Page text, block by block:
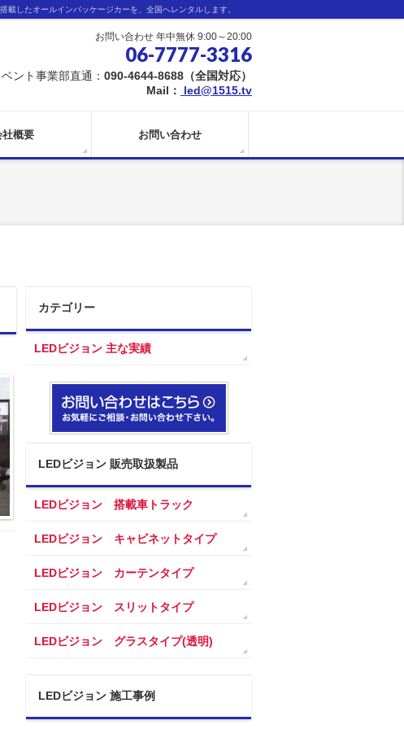
したオールインパッケージカーを、全国へレンタルします。
お問い合わせ 年中無休 9:00～20:00
06-7777-3316
ント事業部直通： 090-4644-8688（全国対応）
Mail：
led@1515.tv
社概要 お問い合わせ
カテゴリー
LEDビジョン 主な実績
LEDビジョン 販売取扱製品
LEDビジョン 搭載車トラック
LEDビジョン キャビネットタイプ
LEDビジョン カーテンタイプ
LEDビジョン スリットタイプ
LEDビジョン グラスタイプ(透明)
LEDビジョン 施工事例